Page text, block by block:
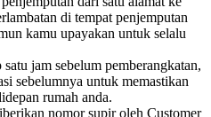
di tempat penjemputan
kamu upayakan untuk selalu
jam sebelum pemberangkatan,
sebelumnya untuk memastikan
rumah anda.
nomor supir oleh Customer